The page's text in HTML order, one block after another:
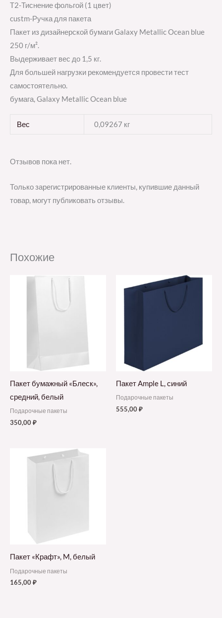
T2-Тиснение фольгой (1 цвет)
custm-Ручка для пакета
Пакет из дизайнерской бумаги Galaxy Metallic Ocean blue
250 г/м².
Выдерживает вес до 1,5 кг.
Для большей нагрузки рекомендуется провести тест
самостоятельно.
бумага, Galaxy Metallic Ocean blue
Вес 0,09267 кг
Отзывов пока нет.
Только зарегистрированные клиенты, купившие данный
товар, могут публиковать отзывы.
Похожие
Пакет бумажный «Блеск»,
средний, белый
Подарочные пакеты
350,00₽
Пакет Ample L, синий
Подарочные пакеты
555,00₽
Пакет «Крафт», M, белый
Подарочные пакеты
165,00₽